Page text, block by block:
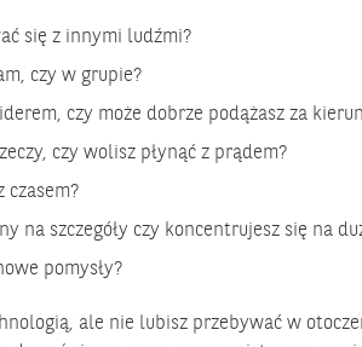
się z innymi ludźmi?
czy w grupie?
czy może dobrze podążasz za
czy wolisz płynąć z prądem?
czasem?
na szczegóły czy koncentrujesz się na
pomysły?
ale nie lubisz przebywać w